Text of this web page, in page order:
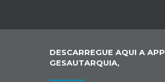
DESCARREGUE AQUI A APP
GESAUTARQUIA,